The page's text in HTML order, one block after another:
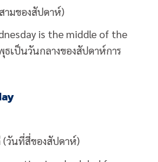
มของสัปดาห์)
is the middle of the
เป็นวันกลางของสัปดาห์การ
วันที่สี่ของสัปดาห์)